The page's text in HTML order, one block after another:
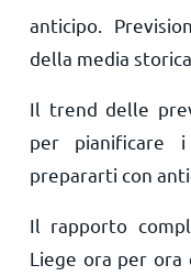
anticipo.
della media
Il trend delle
per
prepararti con
Il rapporto
Liege ora per